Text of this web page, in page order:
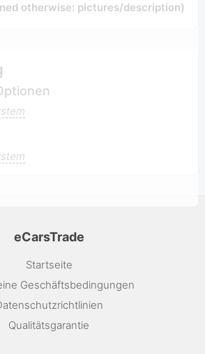
otherwise: pictures/description)
eCarsTrade
Startseite
Geschäftsbedingungen
Qualitätsgarantie